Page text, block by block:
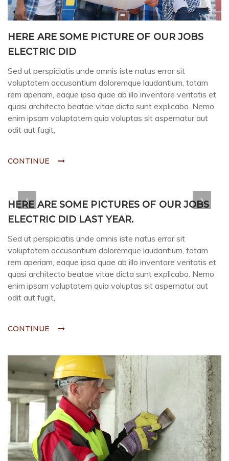
HERE ARE SOME PICTURE OF OUR JOBS
ELECTRIC DID
Sed ut perspiciatis unde omnis iste natus error sit
voluptatem accusantium doloremque laudantium, totam
rem aperiam, eaque ipsa quae ab illo inventore veritatis et
quasi architecto beatae vitae dicta sunt explicabo. Nemo
enim ipsam voluptatem quia voluptas sit aspernatur aut
odit aut fugit,
CONTINUE
HERE ARE SOME PICTURES OF OUR JOBS
ELECTRIC DID LAST YEAR.
Sed ut perspiciatis unde omnis iste natus error sit
voluptatem accusantium doloremque laudantium, totam
rem aperiam, eaque ipsa quae ab illo inventore veritatis et
quasi architecto beatae vitae dicta sunt explicabo. Nemo
enim ipsam voluptatem quia voluptas sit aspernatur aut
odit aut fugit,
CONTINUE